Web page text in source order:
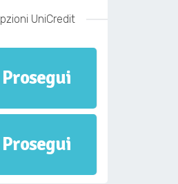
UniCredit
Prosegui
Prosegui